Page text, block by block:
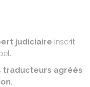
judiciaire inscrit
traducteurs agréés
.